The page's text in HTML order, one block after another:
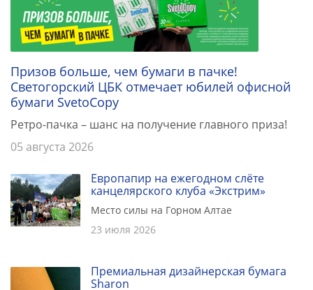
Призов больше, чем бумаги в пачке!
Светогорский ЦБК отмечает юбилей офисной
бумаги SvetoCopy
Ретро-пачка – шанс на получение главного приза!
05 августа 2026
Европапир на ежегодном слёте
канцелярского клуба «Экстрим»
Место силы на Горном Алтае
23 июля 2026
Премиальная дизайнерская бумага
Sharon